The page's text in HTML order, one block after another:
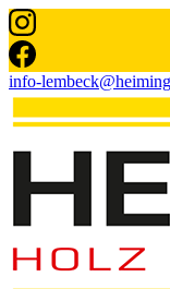
info-